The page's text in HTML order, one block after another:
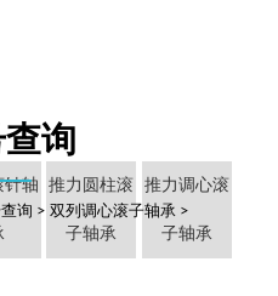
询
询 > 双列调心滚子轴承 >
针轴 推力圆柱滚
子轴承
推力调心滚
子轴承